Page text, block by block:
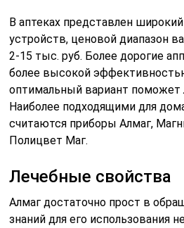
В аптеках представлен
устройств, ценовой диапазон
2-15 тыс. руб. Более дорогие
более высокой
оптимальный вариант поможет
Наиболее подходящими для
считаются приборы Алмаг,
Полицвет Маг.
Лечебные свойства
Алмаг достаточно прост в
знаний для его использования